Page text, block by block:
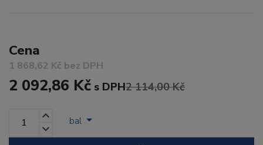
Cena
1 868,62 Kč bez DPH
2 092,86 Kč s DPH2 114,00 Kč
bal